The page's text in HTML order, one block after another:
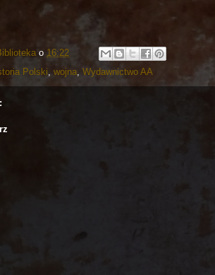
o 16:22
Polski wojna Wydawnictwo AA